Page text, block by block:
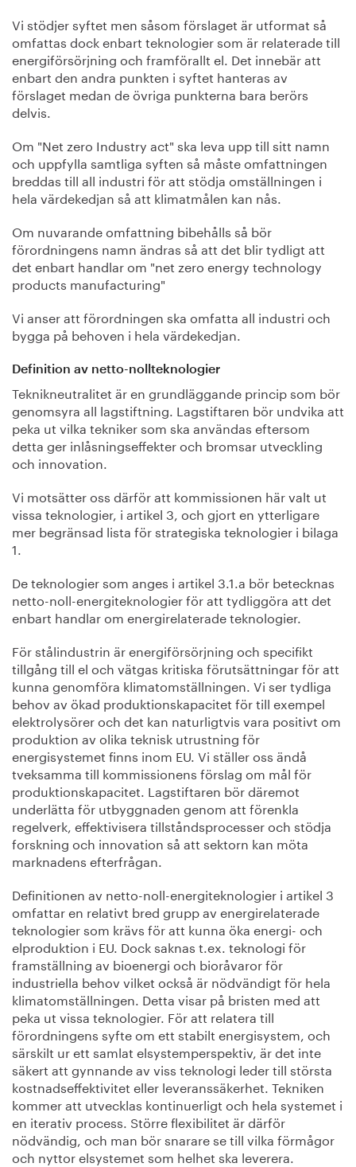
Vi stödjer syftet men såsom förslaget är utformat så
omfattas dock enbart teknologier som är relaterade till
energiförsörjning och framförallt el. Det innebär att
enbart den andra punkten i syftet hanteras av
förslaget medan de övriga punkterna bara berörs
delvis.
Om "Net zero Industry act" ska leva upp till sitt namn
och uppfylla samtliga syften så måste omfattningen
breddas till all industri för att stödja omställningen i
hela värdekedjan så att klimatmålen kan nås.
Om nuvarande omfattning bibehålls så bör
förordningens namn ändras så att det blir tydligt att
det enbart handlar om "net zero energy technology
products manufacturing"
Vi anser att förordningen ska omfatta all industri och
bygga på behoven i hela värdekedjan.
Definition av netto-nollteknologier
Teknikneutralitet är en grundläggande princip som bör
genomsyra all lagstiftning. Lagstiftaren bör undvika att
peka ut vilka tekniker som ska användas eftersom
detta ger inlåsningseffekter och bromsar utveckling
och innovation.
Vi motsätter oss därför att kommissionen här valt ut
vissa teknologier, i artikel 3, och gjort en ytterligare
mer begränsad lista för strategiska teknologier i bilaga
1.
De teknologier som anges i artikel 3.1.a bör betecknas
netto-noll-energiteknologier för att tydliggöra att det
enbart handlar om energirelaterade teknologier.
För stålindustrin är energiförsörjning och specifikt
tillgång till el och vätgas kritiska förutsättningar för att
kunna genomföra klimatomställningen. Vi ser tydliga
behov av ökad produktionskapacitet för till exempel
elektrolysörer och det kan naturligtvis vara positivt om
produktion av olika teknisk utrustning för
energisystemet finns inom EU. Vi ställer oss ändå
tveksamma till kommissionens förslag om mål för
produktionskapacitet. Lagstiftaren bör däremot
underlätta för utbyggnaden genom att förenkla
regelverk, effektivisera tillståndsprocesser och stödja
forskning och innovation så att sektorn kan möta
marknadens efterfrågan.
Definitionen av netto-noll-energiteknologier i artikel 3
omfattar en relativt bred grupp av energirelaterade
teknologier som krävs för att kunna öka energi- och
elproduktion i EU. Dock saknas t.ex. teknologi för
framställning av bioenergi och bioråvaror för
industriella behov vilket också är nödvändigt för hela
klimatomställningen. Detta visar på bristen med att
peka ut vissa teknologier. För att relatera till
förordningens syfte om ett stabilt energisystem, och
särskilt ur ett samlat elsystemperspektiv, är det inte
säkert att gynnande av viss teknologi leder till största
kostnadseffektivitet eller leveranssäkerhet. Tekniken
kommer att utvecklas kontinuerligt och hela systemet i
en iterativ process. Större flexibilitet är därför
nödvändig, och man bör snarare se till vilka förmågor
och nyttor elsystemet som helhet ska leverera.